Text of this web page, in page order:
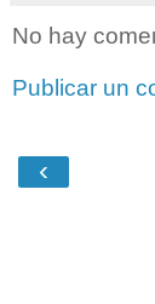
No hay
Publicar un
‹